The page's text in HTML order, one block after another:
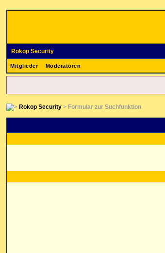
Rokop Security
Mitglieder Moderatoren
Rokop Security > Formular zur Suchfunktion